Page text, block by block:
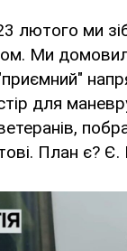
лютого ми
Ми
для
План